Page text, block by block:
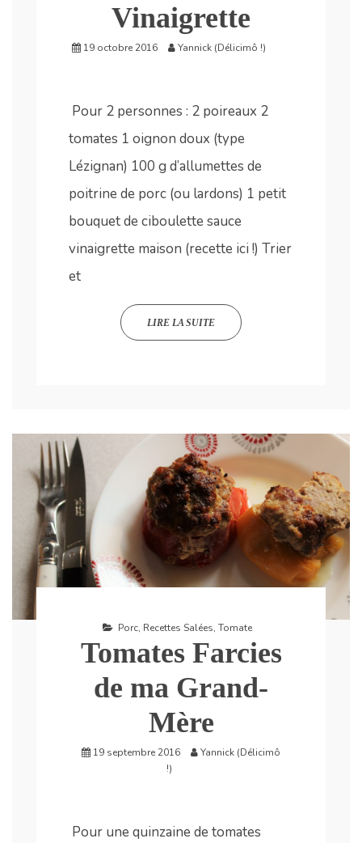
Vinaigrette
19 octobre 2016 Yannick (Délicimô !)
Pour 2 personnes : 2 poireaux 2
tomates 1 oignon doux (type
Lézignan) 100 g d’allumettes de
poitrine de porc (ou lardons) 1 petit
bouquet de ciboulette sauce
vinaigrette maison (recette ici !) Trier
et
LIRE LA SUITE
Porc, Recettes Salées, Tomate
Tomates Farcies
de ma Grand-
Mère
19 septembre 2016
Yannick (Délicimô
!)
Pour une quinzaine de tomates